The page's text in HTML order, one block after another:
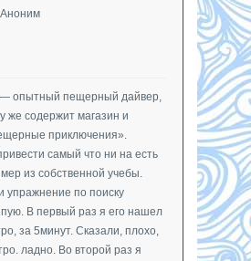
Аноним
опытный пещерный дайвер,
же содержит магазин и
приключения».
самый что ни на есть
из собственной учебы.
упражнение по поиску
В первый раз я его нашел
за 5минут. Сказали, плохо,
ладно. Во второй раз я